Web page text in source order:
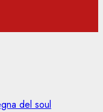
del soul